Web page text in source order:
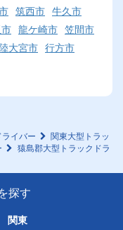
筑西市 牛久市
龍ケ崎市 笠間市
大宮市 行方市
イバー
関東大型トラッ
猿島郡大型トラックドラ
探す
関東